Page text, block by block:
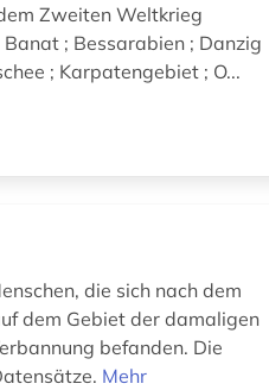
Zweiten Weltkrieg
; Bessarabien ; Danzig
; Karpatengebiet ; O...
die sich nach dem
dem Gebiet der damaligen
befanden. Die
Mehr